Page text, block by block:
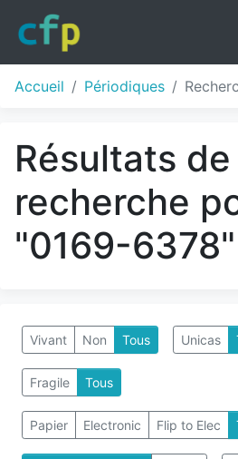
Accueil Périodiques
Résultats de
recherche
"0169-
Vivant Non Tous Unicas
Fragile Tous
Papier Electronic Flip to Elec